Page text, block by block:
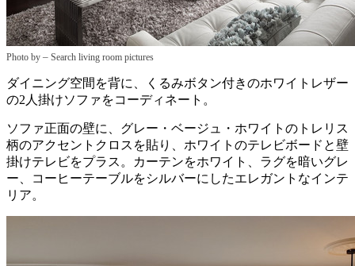
Photo by – Search living room pictures
ダイニング空間を背に、くるみボタン付きのホワイトレザー
の2人掛けソファをコーディネート。
ソファ正面の壁に、グレー・ベージュ・ホワイトのトレリス
柄のアクセントクロスを貼り、ホワイトのテレビボードと壁
掛けテレビをプラス。カーテンをホワイト、ラグを暗いグレ
ー、コーヒーテーブルをシルバーにしたエレガントなインテ
リア。